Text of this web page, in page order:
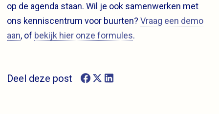
op de agenda staan. Wil je ook samenwerken met
ons kenniscentrum voor buurten? Vraag een demo
aan, of bekijk hier onze formules.
Deel deze post